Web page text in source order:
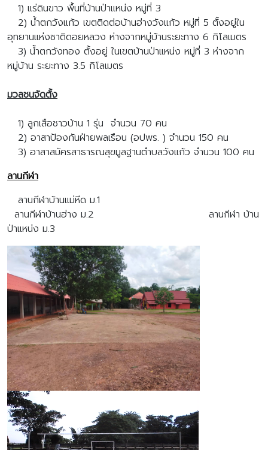
1) แร่ดินขาว พื้นที่บ้านป่าแหน่ง หมู่ที่ 3
2) น้ำตกวังแก้ว เขตติดต่อบ้านฮ่างวังแก้ว หมู่ที่ 5 ตั้งอยู่ใน
อุทยานแห่งชาติดอยหลวง ห่างจากหมู่บ้านระยะทาง 6 กิโลเมตร
3) น้ำตกวังทอง ตั้งอยู่ ในเขตบ้านป่าแหน่ง หมู่ที่ 3 ห่างจาก
หมู่บ้าน ระยะทาง 3.5 กิโลเมตร
มวลชนจัดตั้ง
1) ลูกเสือชาวบ้าน 1 รุ่น จํานวน 70 คน
2) อาสาป้องกันฝ่ายพลเรือน (อปพร. ) จํานวน 150 คน
3) อาสาสมัครสาธารณสุขมูลฐานตําบลวังแก้ว จํานวน 100 คน
ลานกีฬา
ลานกีฬาบ้านแม่หีด ม.1
ลานกีฬาบ้านฮ่าง ม.2 ลานกีฬา บ้าน
ป่าแหน่ง ม.3